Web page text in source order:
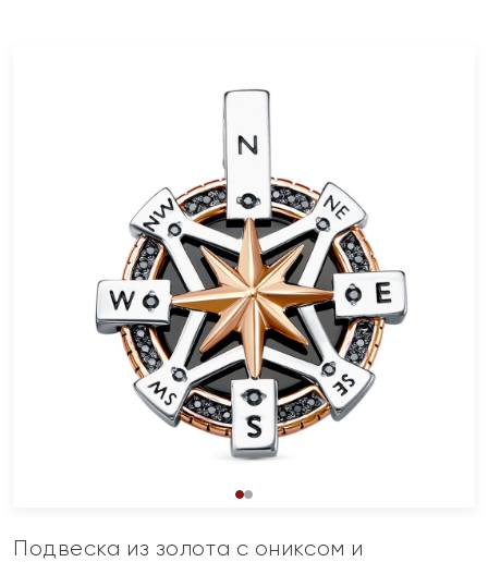
Подвеска из золота с ониксом и